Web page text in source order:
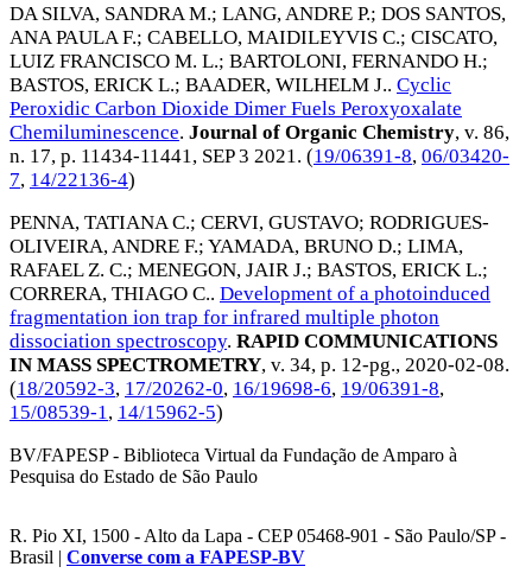
DA SILVA, SANDRA M.; LANG, ANDRE P.; DOS SANTOS,
ANA PAULA F.; CABELLO, MAIDILEYVIS C.; CISCATO,
LUIZ FRANCISCO M. L.; BARTOLONI, FERNANDO H.;
BASTOS, ERICK L.; BAADER, WILHELM J.. Cyclic
Peroxidic Carbon Dioxide Dimer Fuels Peroxyoxalate
Chemiluminescence. Journal of Organic Chemistry, v. 86,
n. 17, p. 11434-11441, SEP 3 2021 . (19/06391-8, 06/03420-
7, 14/22136-4)
PENNA, TATIANA C.; CERVI, GUSTAVO; RODRIGUES-
OLIVEIRA, ANDRE F.; YAMADA, BRUNO D.; LIMA,
RAFAEL Z. C.; MENEGON, JAIR J.; BASTOS, ERICK L.;
CORRERA, THIAGO C.. Development of a photoinduced
fragmentation ion trap for infrared multiple photon
dissociation spectroscopy. RAPID COMMUNICATIONS
IN MASS SPECTROMETRY, v. 34, p. 12-pg., 2020-02-08.
(18/20592-3, 17/20262-0, 16/19698-6, 19/06391-8,
15/08539-1, 14/15962-5)
BV/FAPESP - Biblioteca Virtual da Fundação de Amparo à
Pesquisa do Estado de São Paulo
R. Pio XI, 1500 - Alto da Lapa - CEP 05468-901 - São Paulo/SP -
Brasil | Converse com a FAPESP-BV